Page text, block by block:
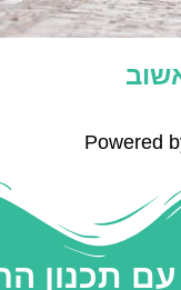
Powered
תכנון